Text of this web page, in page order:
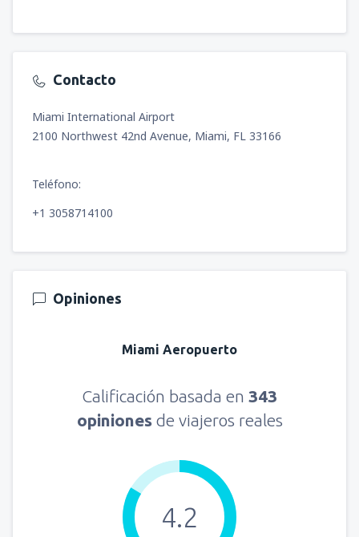
Contacto
Miami International Airport
2100 Northwest 42nd Avenue, Miami, FL 33166
Teléfono:
+1 3058714100
Opiniones
Miami Aeropuerto
Calificación basada en 343
opiniones de viajeros reales
4.2